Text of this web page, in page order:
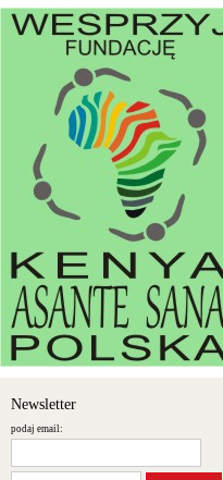
Newsletter
podaj email: